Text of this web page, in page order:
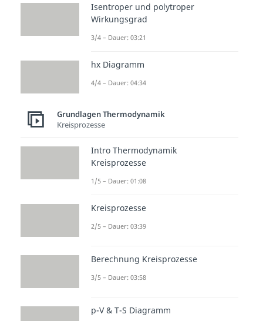
Isentroper und polytroper
Wirkungsgrad
3/4 – Dauer: 03:21
hx Diagramm
4/4 – Dauer: 04:34
Grundlagen Thermodynamik
Kreisprozesse
Intro Thermodynamik
Kreisprozesse
1/5 – Dauer: 01:08
Kreisprozesse
2/5 – Dauer: 03:39
Berechnung Kreisprozesse
3/5 – Dauer: 03:58
p-V & T-S Diagramm